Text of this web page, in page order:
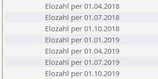
Elozahl per 01.04.2018
Elozahl per 01.07.2018
Elozahl per 01.10.2018
Elozahl per 01.01.2019
Elozahl per 01.04.2019
Elozahl per 01.07.2019
Elozahl per 01.10.2019